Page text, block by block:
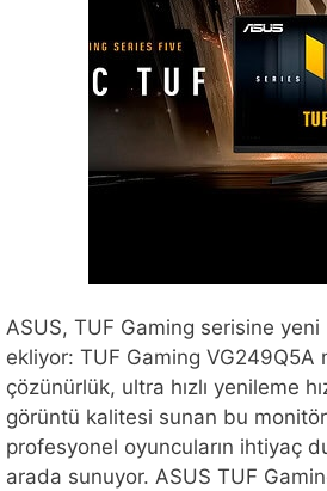
ASUS, TUF Gaming serisine
ekliyor: TUF Gaming VG249Q5A
çözünürlük, ultra hızlı yenileme
görüntü kalitesi sunan bu
profesyonel oyuncuların ihtiyaç
arada sunuyor. ASUS TUF